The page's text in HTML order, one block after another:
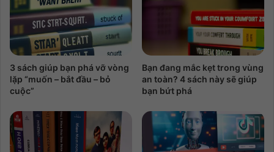
3 sách giúp bạn phá vỡ vòng
lặp “muốn – bắt đầu – bỏ
cuộc”
Bạn đang mắc kẹt trong vùng
an toàn? 4 sách này sẽ giúp
bạn bứt phá